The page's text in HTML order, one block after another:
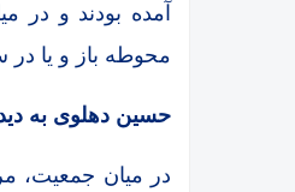
آمده بودند و در
محوطه باز و یا در
حسین دهلوی به
در میان جمعیت،